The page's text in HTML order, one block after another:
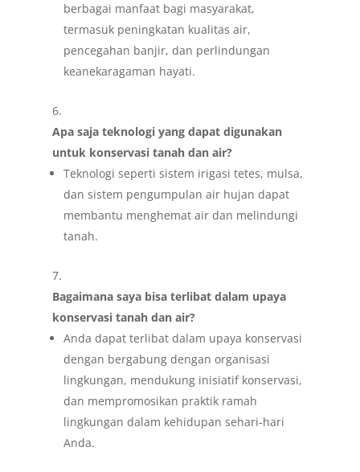
berbagai manfaat bagi masyarakat,
termasuk peningkatan kualitas air,
pencegahan banjir, dan perlindungan
keanekaragaman hayati.
Apa saja teknologi yang dapat digunakan
untuk konservasi tanah dan air?
Teknologi seperti sistem irigasi tetes, mulsa,
dan sistem pengumpulan air hujan dapat
membantu menghemat air dan melindungi
tanah.
Bagaimana saya bisa terlibat dalam upaya
konservasi tanah dan air?
Anda dapat terlibat dalam upaya konservasi
dengan bergabung dengan organisasi
lingkungan, mendukung inisiatif konservasi,
dan mempromosikan praktik ramah
lingkungan dalam kehidupan sehari-hari
Anda.